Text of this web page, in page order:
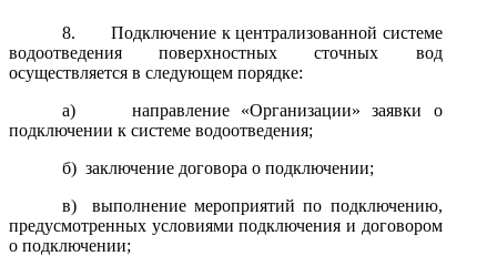
8.
Подключение к централизованной системе
водоотведения поверхностных сточных вод
осуществляется в следующем порядке:
а) направление «Организации» заявки о
подключении к системе водоотведения;
б) заключение договора о подключении;
в) выполнение мероприятий по подключению,
предусмотренных условиями подключения и договором
о подключении;